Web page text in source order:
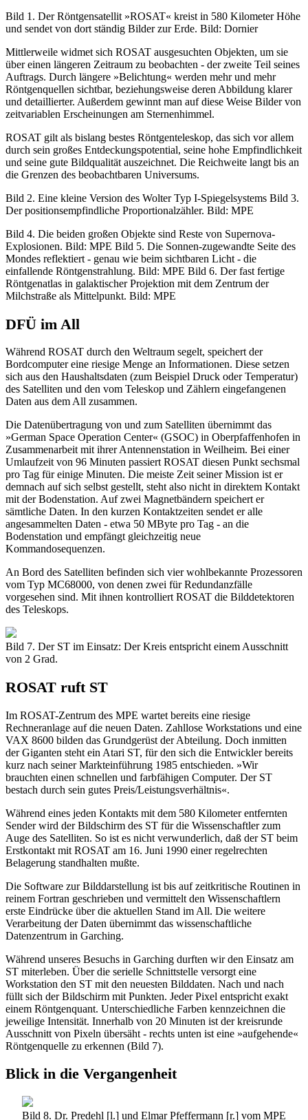
Bild 1. Der Röntgensatellit »ROSAT« kreist in 580 Kilometer Höhe
und sendet von dort ständig Bilder zur Erde. Bild: Dornier
Mittlerweile widmet sich ROSAT ausgesuchten Objekten, um sie
über einen längeren Zeitraum zu beobachten - der zweite Teil seines
Auftrags. Durch längere »Belichtung« werden mehr und mehr
Röntgenquellen sichtbar, beziehungsweise deren Abbildung klarer
und detaillierter. Außerdem gewinnt man auf diese Weise Bilder von
zeitvariablen Erscheinungen am Sternenhimmel.
ROSAT gilt als bislang bestes Röntgenteleskop, das sich vor allem
durch sein großes Entdeckungspotential, seine hohe Empfindlichkeit
und seine gute Bildqualität auszeichnet. Die Reichweite langt bis an
die Grenzen des beobachtbaren Universums.
Bild 2. Eine kleine Version des Wolter Typ I-Spiegelsystems Bild 3.
Der positionsempfindliche Proportionalzähler. Bild: MPE
Bild 4. Die beiden großen Objekte sind Reste von Supernova-
Explosionen. Bild: MPE Bild 5. Die Sonnen-zugewandte Seite des
Mondes reflektiert - genau wie beim sichtbaren Licht - die
einfallende Röntgenstrahlung. Bild: MPE Bild 6. Der fast fertige
Röntgenatlas in galaktischer Projektion mit dem Zentrum der
Milchstraße als Mittelpunkt. Bild: MPE
DFÜ im All
Während ROSAT durch den Weltraum segelt, speichert der
Bordcomputer eine riesige Menge an Informationen. Diese setzen
sich aus den Haushaltsdaten (zum Beispiel Druck oder Temperatur)
des Satelliten und den vom Teleskop und Zählern eingefangenen
Daten aus dem All zusammen.
Die Datenübertragung von und zum Satelliten übernimmt das
»German Space Operation Center« (GSOC) in Oberpfaffenhofen in
Zusammenarbeit mit ihrer Antennenstation in Weilheim. Bei einer
Umlaufzeit von 96 Minuten passiert ROSAT diesen Punkt sechsmal
pro Tag für einige Minuten. Die meiste Zeit seiner Mission ist er
demnach auf sich selbst gestellt, steht also nicht in direktem Kontakt
mit der Bodenstation. Auf zwei Magnetbändern speichert er
sämtliche Daten. In den kurzen Kontaktzeiten sendet er alle
angesammelten Daten - etwa 50 MByte pro Tag - an die
Bodenstation und empfängt gleichzeitig neue
Kommandosequenzen.
An Bord des Satelliten befinden sich vier wohlbekannte Prozessoren
vom Typ MC68000, von denen zwei für Redundanzfälle
vorgesehen sind. Mit ihnen kontrolliert ROSAT die Bilddetektoren
des Teleskops.
Bild 7. Der ST im Einsatz: Der Kreis entspricht einem Ausschnitt
von 2 Grad.
ROSAT ruft ST
Im ROSAT-Zentrum des MPE wartet bereits eine riesige
Rechneranlage auf die neuen Daten. Zahllose Workstations und eine
VAX 8600 bilden das Grundgerüst der Abteilung. Doch inmitten
der Giganten steht ein Atari ST, für den sich die Entwickler bereits
kurz nach seiner Markteinführung 1985 entschieden. »Wir
brauchten einen schnellen und farbfähigen Computer. Der ST
bestach durch sein gutes Preis/Leistungsverhältnis«.
Während eines jeden Kontakts mit dem 580 Kilometer entfernten
Sender wird der Bildschirm des ST für die Wissenschaftler zum
Auge des Satelliten. So ist es nicht verwunderlich, daß der ST beim
Erstkontakt mit ROSAT am 16. Juni 1990 einer regelrechten
Belagerung standhalten mußte.
Die Software zur Bilddarstellung ist bis auf zeitkritische Routinen in
reinem Fortran geschrieben und vermittelt den Wissenschaftlern
erste Eindrücke über die aktuellen Stand im All. Die weitere
Verarbeitung der Daten übernimmt das wissenschaftliche
Datenzentrum in Garching.
Während unseres Besuchs in Garching durften wir den Einsatz am
ST miterleben. Über die serielle Schnittstelle versorgt eine
Workstation den ST mit den neuesten Bilddaten. Nach und nach
füllt sich der Bildschirm mit Punkten. Jeder Pixel entspricht exakt
einem Röntgenquant. Unterschiedliche Farben kennzeichnen die
jeweilige Intensität. Innerhalb von 20 Minuten ist der kreisrunde
Ausschnitt von Pixeln übersäht - rechts unten ist eine »aufgehende«
Röntgenquelle zu erkennen (Bild 7).
Blick in die Vergangenheit
Bild 8. Dr. Predehl [l.] und Elmar Pfeffermann [r.] vom MPE